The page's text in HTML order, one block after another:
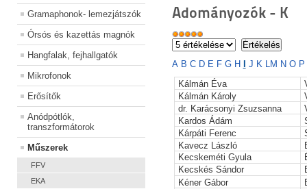
Gramaphonok- lemezjátszók
Órsós és kazettás magnók
Hangfalak, fejhallgatók
Mikrofonok
Erősítők
Anódpótlók,
transzformátorok
Műszerek
FFV
EKA
Adományozók - K
A B C D E F G H J K LM N O P
Kálmán Éva
Kálmán Károly
dr. Karácsonyi Zsuzsanna
Kardos Ádám
Kárpáti Ferenc
Kavecz László
Kecskeméti Gyula
Kecskés Sándor
Kéner Gábor